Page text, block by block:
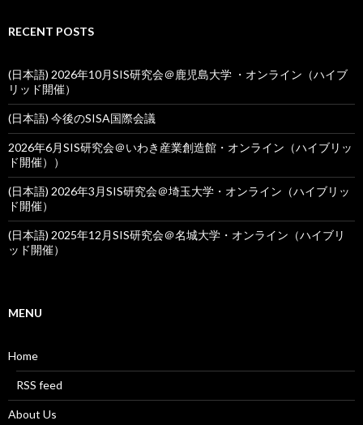
RECENT POSTS
(日本語) 2026年10月SIS研究会＠鹿児島大学 ・オンライン（ハイブ
リッド開催）
(日本語) 今後のSISA国際会議
2026年6月SIS研究会＠いわき産業創造館・オンライン（ハイブリッ
ド開催））
(日本語) 2026年3月SIS研究会＠埼玉大学・オンライン（ハイブリッ
ド開催）
(日本語) 2025年12月SIS研究会＠名城大学・オンライン（ハイブリ
ッド開催）
MENU
Home
RSS feed
About Us